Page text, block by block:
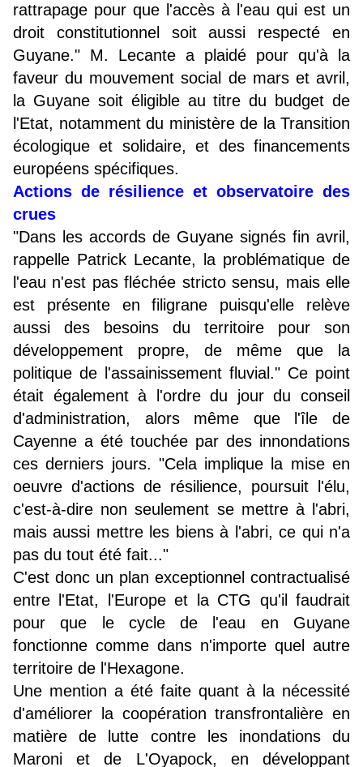
rattrapage pour que l'accès à l'eau qui est un
droit constitutionnel soit aussi respecté en
Guyane." M. Lecante a plaidé pour qu'à la
faveur du mouvement social de mars et avril,
la Guyane soit éligible au titre du budget de
l'Etat, notamment du ministère de la Transition
écologique et solidaire, et des financements
européens spécifiques.
Actions de résilience et observatoire des
crues
"Dans les accords de Guyane signés fin avril,
rappelle Patrick Lecante, la problématique de
l'eau n'est pas fléchée stricto sensu, mais elle
est présente en filigrane puisqu'elle relève
aussi des besoins du territoire pour son
développement propre, de même que la
politique de l'assainissement fluvial." Ce point
était également à l'ordre du jour du conseil
d'administration, alors même que l'île de
Cayenne a été touchée par des innondations
ces derniers jours. "Cela implique la mise en
oeuvre d'actions de résilience, poursuit l'élu,
c'est-à-dire non seulement se mettre à l'abri,
mais aussi mettre les biens à l'abri, ce qui n'a
pas du tout été fait..."
C'est donc un plan exceptionnel contractualisé
entre l'Etat, l'Europe et la CTG qu'il faudrait
pour que le cycle de l'eau en Guyane
fonctionne comme dans n'importe quel autre
territoire de l'Hexagone.
Une mention a été faite quant à la nécessité
d'améliorer la coopération transfrontalière en
matière de lutte contre les inondations du
Maroni et de L'Oyapock, en développant